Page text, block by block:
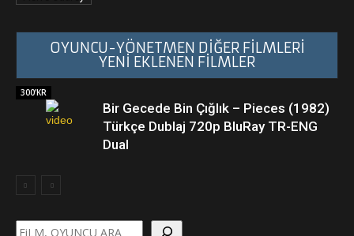
OYUNCU-YÖNETMEN DİĞER FİLMLERİ
YENİ EKLENEN FİLMLER
300’KR
Bir Gecede Bin Çığlık – Pieces (1982)
Türkçe Dublaj 720p BluRay TR-ENG
Dual
Ara